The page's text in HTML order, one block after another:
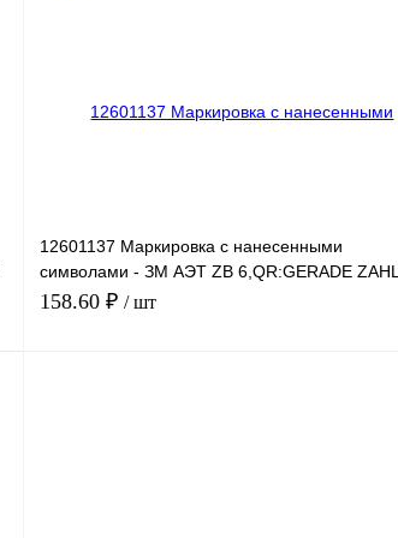
12601137 Маркировка с нанесенными
символами - ЗМ АЭТ ZB 6,QR:GERADE
62-80
158.60 ₽ / шт